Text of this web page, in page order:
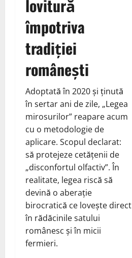
lovitură
împotriva
tradiției
românești
Adoptată în 2020 și ținută
în sertar ani de zile, „Legea
mirosurilor” reapare acum
cu o metodologie de
aplicare. Scopul declarat:
să protejeze cetățenii de
„disconfortul olfactiv”. În
realitate, legea riscă să
devină o aberație
birocratică ce lovește direct
în rădăcinile satului
românesc și în micii
fermieri.